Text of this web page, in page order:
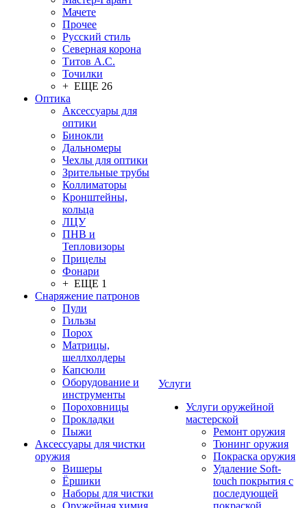
Мачете
Прочее
Русский стиль
Северная корона
Титов А.С.
Точилки
+ ЕЩЕ 26
Оптика
Аксессуары для
оптики
Бинокли
Дальномеры
Чехлы для оптики
Зрительные трубы
Коллиматоры
Кронштейны,
кольца
ЛЦУ
ПНВ и
Тепловизоры
Прицелы
Фонари
+ ЕЩЕ 1
Снаряжение патронов
Пули
Гильзы
Порох
Матрицы,
шеллхолдеры
Капсюли
Оборудование и
инструменты
Пороховницы
Прокладки
Пыжи
Аксессуары для чистки
оружия
Вишеры
Ёршики
Наборы для чистки
Оружейная химия
Услуги
Услуги оружейной
мастерской
Ремонт оружия
Тюнинг оружия
Покраска оружия
Удаление Soft-
touch покрытия с
последующей
покраской